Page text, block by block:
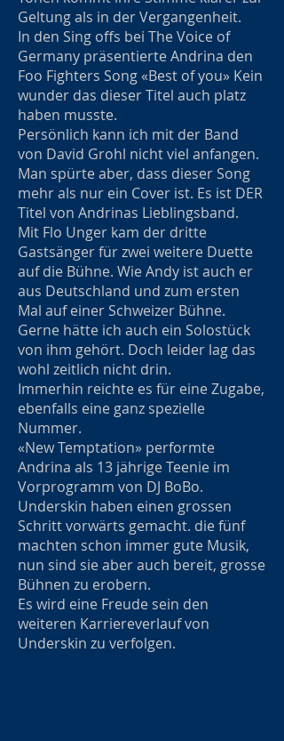
Geltung als in der Vergangenheit.
In den Sing offs bei The Voice of
Germany präsentierte Andrina den
Foo Fighters Song «Best of you» Kein
wunder das dieser Titel auch platz
haben musste.
Persönlich kann ich mit der Band
von David Grohl nicht viel anfangen.
Man spürte aber, dass dieser Song
mehr als nur ein Cover ist. Es ist DER
Titel von Andrinas Lieblingsband.
Mit Flo Unger kam der dritte
Gastsänger für zwei weitere Duette
auf die Bühne. Wie Andy ist auch er
aus Deutschland und zum ersten
Mal auf einer Schweizer Bühne.
Gerne hätte ich auch ein Solostück
von ihm gehört. Doch leider lag das
wohl zeitlich nicht drin.
Immerhin reichte es für eine Zugabe,
ebenfalls eine ganz spezielle
Nummer.
«New Temptation» performte
Andrina als 13 jährige Teenie im
Vorprogramm von DJ BoBo.
Underskin haben einen grossen
Schritt vorwärts gemacht. die fünf
machten schon immer gute Musik,
nun sind sie aber auch bereit, grosse
Bühnen zu erobern.
Es wird eine Freude sein den
weiteren Karriereverlauf von
Underskin zu verfolgen.